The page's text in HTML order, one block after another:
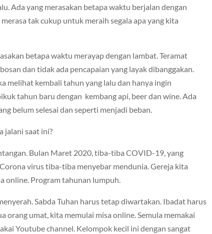
Ada yang merasakan betapa waktu berjalan dengan
tak cukup untuk meraih segala apa yang kita
betapa waktu merayap dengan lambat. Teramat
dan tidak ada pencapaian yang layak dibanggakan.
melihat kembali tahun yang lalu dan hanya ingin
tahun baru dengan kembang api, beer dan wine. Ada
belum selesai dan seperti menjadi beban.
jalani saat ini?
Bulan Maret 2020, tiba-tiba COVID-19, yang
virus tiba-tiba menyebar mendunia. Gereja kita
online. Program tahunan lumpuh.
Sabda Tuhan harus tetap diwartakan. Ibadat harus
orang umat, kita memulai misa online. Semula memakai
Youtube channel. Kelompok kecil ini dengan sangat